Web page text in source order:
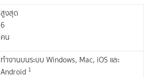
สูงสุด
6
คน
ทำงานบนระบบ Windows, Mac, iOS และ
Android​ 1